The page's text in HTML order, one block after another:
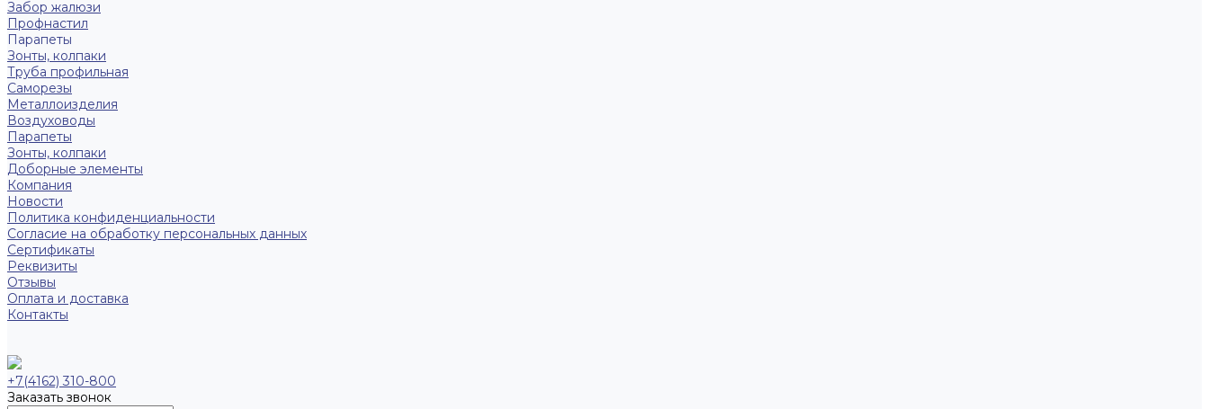
Забор жалюзи
Профнастил
Парапеты
Зонты, колпаки
Труба профильная
Саморезы
Металлоизделия
Воздуховоды
Парапеты
Зонты, колпаки
Доборные элементы
Компания
Новости
Политика конфиденциальности
Согласие на обработку персональных данных
Сертификаты
Реквизиты
Отзывы
Оплата и доставка
Контакты
+7(4162) 310-800
Заказать звонок